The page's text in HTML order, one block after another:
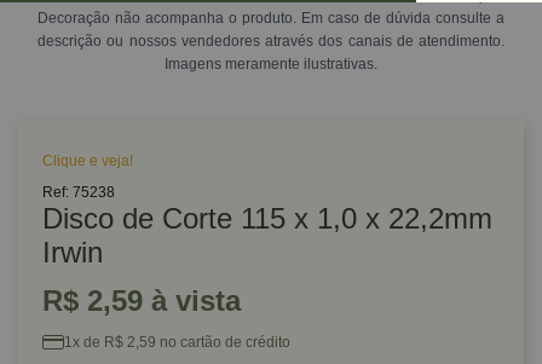
Decoração não acompanha o produto. Em caso de dúvida consulte a
descrição ou nossos vendedores através dos canais de atendimento.
Imagens meramente ilustrativas.
Clique e veja!
Ref: 75238
Disco de Corte 115 x 1,0 x 22,2mm
Irwin
R$ 2,59 à vista
1x de R$ 2,59 no cartão de crédito